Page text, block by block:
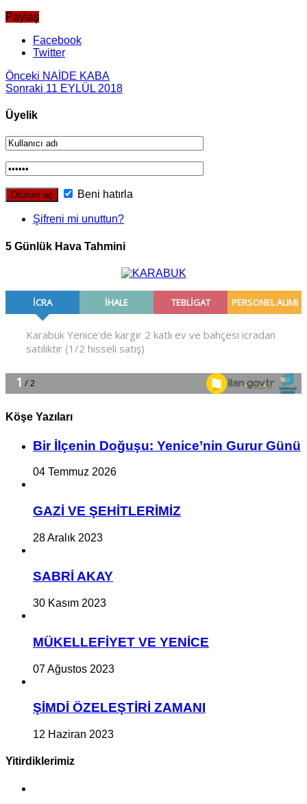
Paylaş
Facebook
Twitter
Önceki NAİDE KABA
Sonraki 11 EYLÜL 2018
Üyelik
Beni hatırla
Şifreni mi unuttun?
5 Günlük Hava Tahmini
Köşe Yazıları
Bir İlçe­nin Do­ğu­şu: Ye­ni­ce’nin Gurur Günü
04 Temmuz 2026
GAZİ VE ŞEHİTLERİMİZ
28 Aralık 2023
SABRİ AKAY
30 Kasım 2023
MÜKELLEFİYET VE YENİCE
07 Ağustos 2023
ŞİMDİ ÖZELEŞTİRİ ZAMANI
12 Haziran 2023
Yitirdiklerimiz